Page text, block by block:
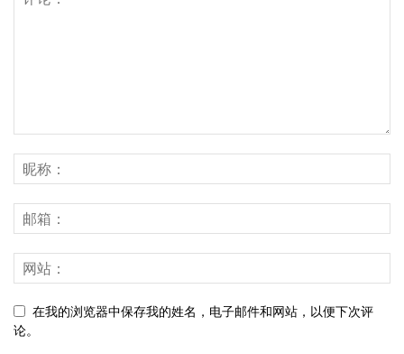
在我的浏览器中保存我的姓名，电子邮件和网站，以便下次评
论。